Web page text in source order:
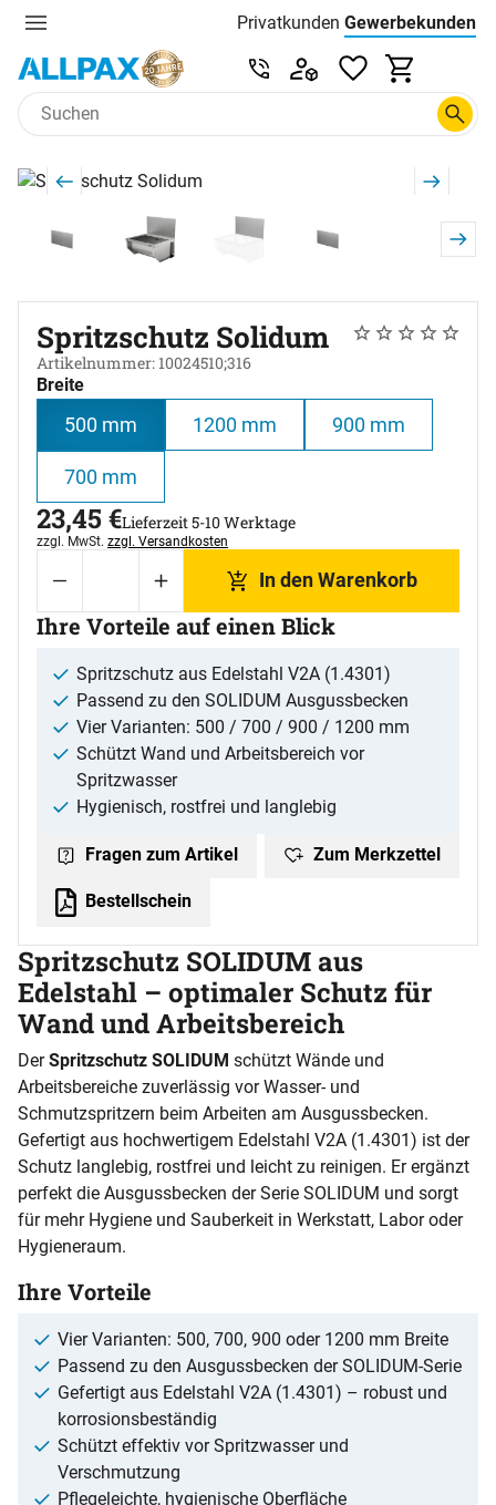
Menu Privatkunden Preisliste:
Gewerbekunden
Zum Hauptinhalt springen
Service & Beratung unter
Produktgalerie
Zur Kaufbox springen
Spritzschutz Solidum
Artikelnummer: 10024510;316
Noch keine
0 Bewertungen
Breite
500 mm 1200 mm 900 mm
700 mm
23,45€Lieferzeit 5-10 Werktage
Steuerhinweis:
zzgl. MwSt. zzgl. Versandkosten
In den Warenkorb
Ihre Vorteile auf einen Blick
Spritzschutz aus Edelstahl V2A (1.4301)
Passend zu den SOLIDUM Ausgussbecken
Vier Varianten: 500 / 700 / 900 / 1200 mm
Schützt Wand und Arbeitsbereich vor
Spritzwasser
Hygienisch, rostfrei und langlebig
Fragen zum Artikel Zum Merkzettel
Bestellschein
Spritzschutz SOLIDUM aus
Edelstahl – optimaler Schutz für
Wand und Arbeitsbereich
DerSpritzschutz SOLIDUM schützt Wände und
Arbeitsbereiche zuverlässig vor Wasser- und
Schmutzspritzern beim Arbeiten am Ausgussbecken.
Gefertigt aus hochwertigem Edelstahl V2A (1.4301) ist der
Schutz langlebig, rostfrei und leicht zu reinigen. Er ergänzt
perfekt die Ausgussbecken der Serie SOLIDUM und sorgt
für mehr Hygiene und Sauberkeit in Werkstatt, Labor oder
Hygieneraum.
Ihre Vorteile
Vier Varianten: 500, 700, 900 oder 1200 mm Breite
Passend zu den Ausgussbecken der SOLIDUM-Serie
Gefertigt aus Edelstahl V2A (1.4301) – robust und
korrosionsbeständig
Schützt effektiv vor Spritzwasser und
Verschmutzung
Pflegeleichte, hygienische Oberfläche